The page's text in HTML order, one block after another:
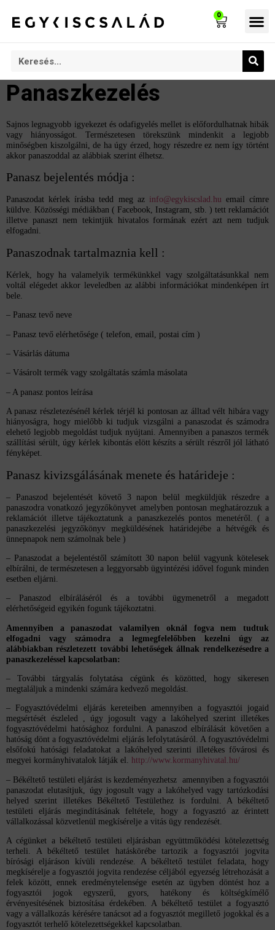
0
Panaszkezelés
Sajnos legnagyobb igyekezet és odafigyelés mellet is előfordulhatnak hibák
vagy hiányosságot. Természetesen törekszünk mindenkit a legjobb
minőségben kiszolgálni, de ha úgy érzed, hogy részedre ez nem így történt
akkor panaszoddal az alábbiak szerint élhetsz.
Panasz bejelentés módja :
Panaszodat kérlek írásba tedd meg az info@egykiscslad.hu email címre
küldve. Közösségi médiákban ( Facebook, Instagram, stb. ) tett reklamációt
illetve panaszt nem tekintjük hivatalos formának ezért azt nem tudjuk
elfogadni.
Panaszodnak tartalmaznia kell :
Kérlek, hogy ha valamelyik termékünkkel vagy szolgáltatásunkkal nem
voltál elégedet akkor leveledben az alábbi információkat mindenképen írt
bele.
– Panasz tevő neve
– Panasz tevő elérhetősége ( telefon, email, postai cím )
– Vásárlás dátuma
– Vásárolt termék vagy szolgáltatás számla másolata
– A panasz pontos leírása
A panasz részletezésénél kérlek térjél ki pontosan az álltad vélt hibára vagy
hiányoságra, hogy mielőbb ki tudjuk vizsgálni a panaszodat és számodra
elehető legjobb megoldást tudjuk nyújtani. Amennyiben a panaszos termék
szállítási sérült, úgy kérlek kibontás elött készíts a sérült részről jól látható
fényképet.
Panasz kivizsgálásának menete és határideje :
– Panaszod bejelentését követő 3 napon belül megküldjük részedre a
panaszodra vonatkozó jegyzőkönyvet amelyben pontosan meghatározzuk a
reklamációt illetve tájékoztatunk a panaszkezelés pontos menetéről. ( a
panaszkezelési jegyzőkönyv megküldésének határidejébe a hétvégék és
ünnepnapok nem számolnak bele )
– Panaszodat a bejelentéstől számított 30 napon belül vagyunk kötelesek
elbírálni, de természetesen a leggyorsabb ügyintézési idővel fogunk minden
esetben eljárni.
– Panaszod elbíráláséról és a további ügymenetről a megadott
elérhetőségeid egyikén fogunk tájékoztatni.
Amennyiben a panaszodat valamilyen oknál fogva nem tudtuk
elfogadni vagy számodra a legmegfelelőbben kezelni úgy az
alábbiakban részletezett további lehetőségek állnak rendelkezésedre a
panaszkezeléssel kapcsolatban:
– További tárgyalás folytatása cégünk és közötted, hogy sikeresen
megtaláljuk a mindenki számára kedvező megoldást.
– Fogyasztóvédelmi eljárás kereteiben amennyiben a fogyasztói jogaid
megsértését észleled , úgy jogosult vagy a lakóhelyed szerint illetékes
fogyasztóvédelmi hatósághoz fordulni. A panaszod elbírálását követően a
hatóság dönt a fogyasztóvédelmi eljárás lefolytatásáról. A fogyasztóvédelmi
elsőfokú hatósági feladatokat a lakóhelyed szerinti illetékes fővárosi és
megyei kormányhivatalok látják el. http://www.kormanyhivatal.hu/
– Békéltető testületi eljárást is kezdeményezhetsz amennyiben a fogyasztói
panaszodat elutasítjuk, úgy jogosult vagy a lakóhelyed vagy tartózkodási
helyed szerint illetékes Békéltető Testülethez is fordulni. A békéltető
testületi eljárás megindításának feltétele, hogy a fogyasztó az érintett
vállalkozással közvetlenül megkísérelje a vitás ügy rendezését.
A cégünket a békéltető testületi eljárásban együttműködési kötelezettség
terheli. A békéltető testület hatáskörébe tartozik a fogyasztói jogvita
bírósági eljáráson kívüli rendezése. A békéltető testület feladata, hogy
megkísérelje a fogyasztói jogvita rendezése céljából egyezség létrehozását a
felek között, ennek eredménytelensége esetén az ügyben döntést hoz a
fogyasztói jogok egyszerű, gyors, hatékony és költségkímélő
érvényesítésének biztosítása érdekében. A békéltető testület a fogyasztó
vagy a vállalkozás kérésére tanácsot ad a fogyasztót megillető jogokkal és a
fogyasztót terhelő kötelezettségekkel kapcsolatban.